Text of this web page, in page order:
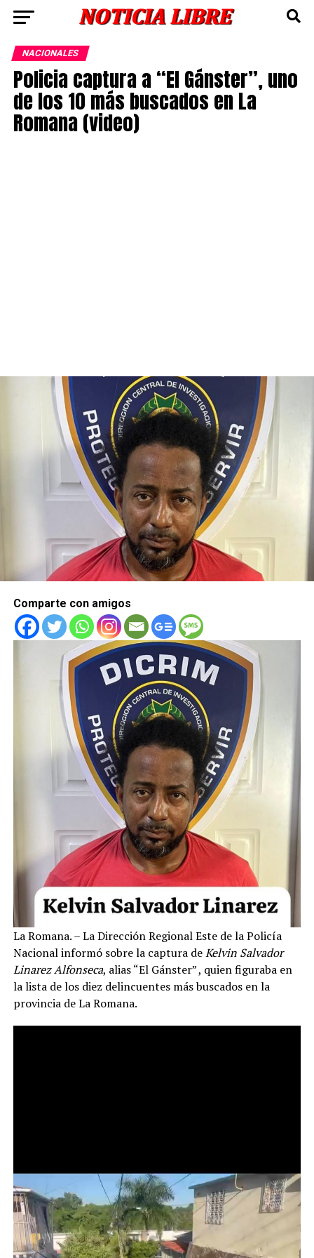
NACIONALES
Policia captura a “El Gánster”, uno
de los 10 más buscados en La
Romana (video)
Comparte con amigos
La Romana. – La Dirección Regional Este de la Policía
Nacional informó sobre la captura deKelvin Salvador
Linarez Alfonseca, alias “El Gánster” , quien figuraba en
la lista de los diez delincuentes más buscados en la
provincia de La Romana.